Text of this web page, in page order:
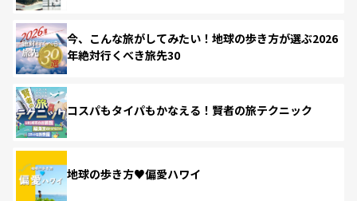
今、こんな旅がしてみたい！地球の歩き方が選ぶ2026
年絶対行くべき旅先30
コスパもタイパもかなえる！賢者の旅テクニック
地球の歩き方♥偏愛ハワイ